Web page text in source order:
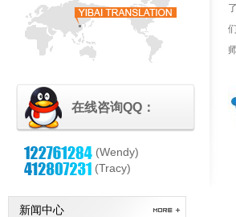
在线咨询QQ：
(Wendy)
(Tracy)
新闻中心